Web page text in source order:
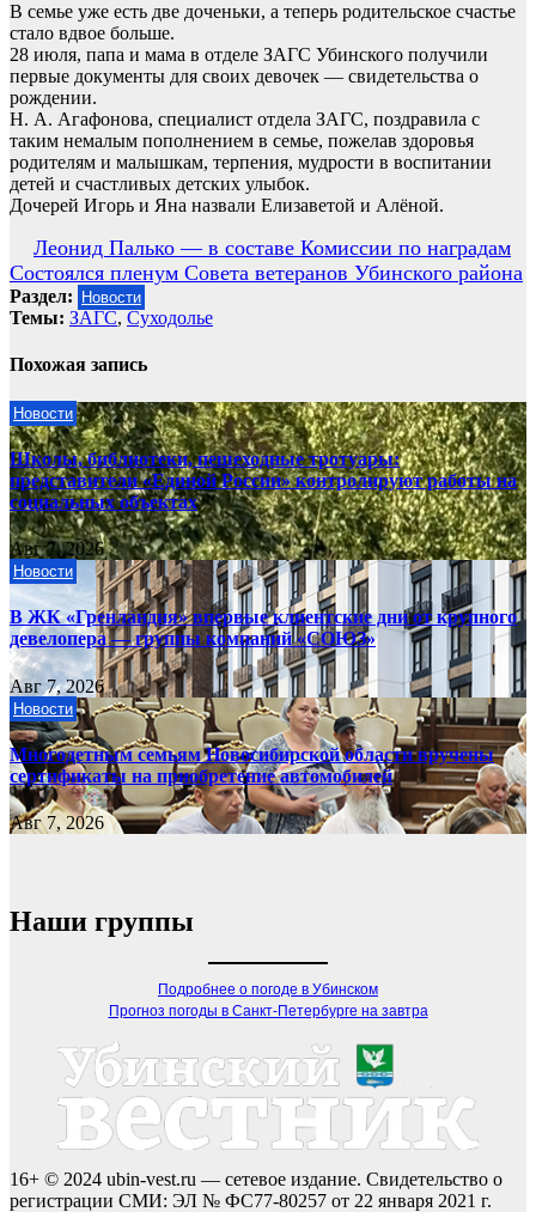
В семье уже есть две доченьки, а теперь родительское счастье
стало вдвое больше.
28 июля, папа и мама в отделе ЗАГС Убинского получили
первые документы для своих девочек — свидетельства о
рождении.
Н. А. Агафонова, специалист отдела ЗАГС, поздравила с
таким немалым пополнением в семье, пожелав здоровья
родителям и малышкам, терпения, мудрости в воспитании
детей и счастливых детских улыбок.
Дочерей Игорь и Яна назвали Елизаветой и Алёной.
Навигация
по
записям
Леонид Палько — в составе Комиссии по наградам
Состоялся пленум Совета ветеранов Убинского района
Раздел: Новости
Темы: ЗАГС, Суходолье
Похожая запись
Новости
Школы, библиотеки, пешеходные тротуары:
представители «Единой России» контролируют работы на
социальных объектах
Авг 7, 2026
Новости
В ЖК «Гренландия» впервые клиентские дни от крупного
девелопера — группы компаний «СОЮЗ»
Авг 7, 2026
Новости
Многодетным семьям Новосибирской области вручены
сертификаты на приобретение автомобилей
Авг 7, 2026
Наши группы
Подробнее о погоде в Убинском
Прогноз погоды в Санкт-Петербурге на завтра
16+ © 2024 ubin-vest.ru — сетевое издание. Свидетельство о
регистрации СМИ: ЭЛ № ФС77-80257 от 22 января 2021 г.